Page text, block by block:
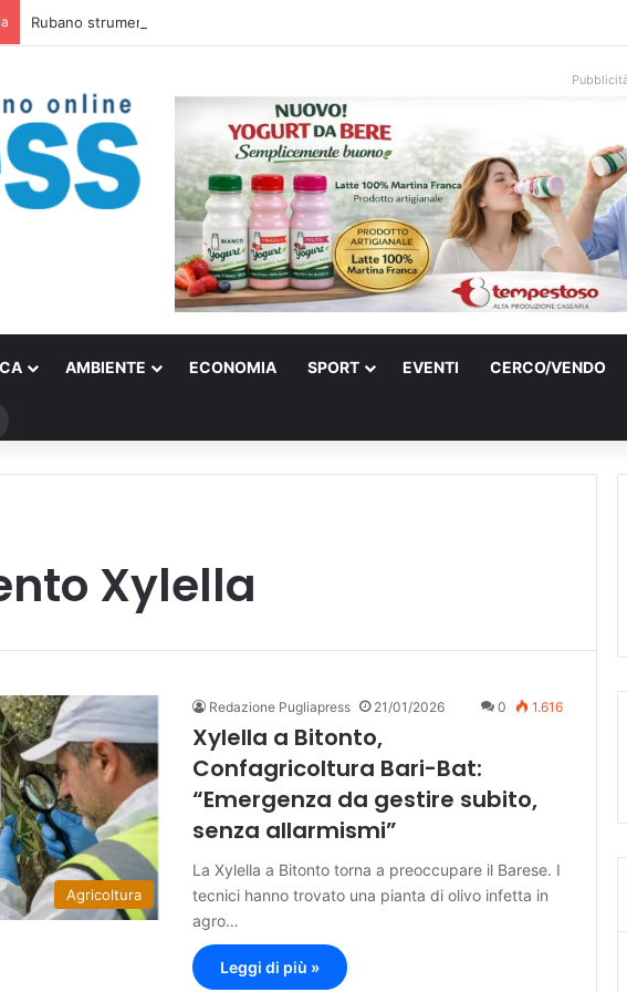
Rubano strumenti e farmaci ai medici dei migranti a Bari: ferme le visite a Nardò
AMBIENTE ECONOMIA SPORT EVENTI CERCO/VENDO
Xylella
Agricoltura
Redazione Pugliapress 21/01/2026 0 1.616
Xylella a Bitonto,
Confagricoltura Bari-Bat:
“Emergenza da gestire subito,
senza allarmismi”
La Xylella a Bitonto torna a preoccupare il Barese. I
tecnici hanno trovato una pianta di olivo infetta in
agro…
Leggi di più »